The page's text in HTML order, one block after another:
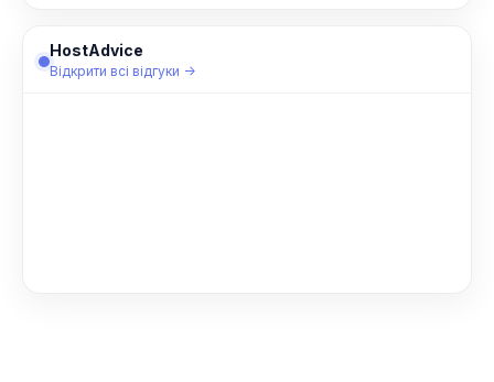
HostAdvice
Відкрити всі відгуки →